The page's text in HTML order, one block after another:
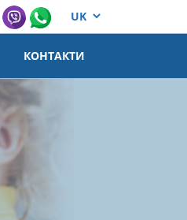
КОНТАКТИ